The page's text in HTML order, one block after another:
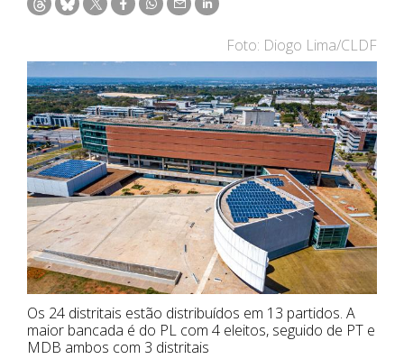
Foto: Diogo Lima/CLDF
Os 24 distritais estão distribuídos em 13 partidos. A
maior bancada é do PL com 4 eleitos, seguido de PT e
MDB ambos com 3 distritais